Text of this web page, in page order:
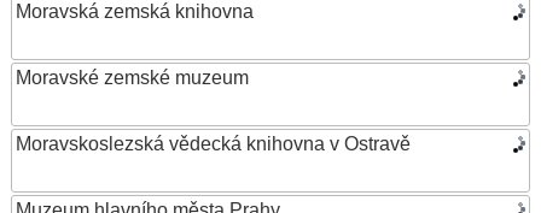
Moravská zemská knihovna
Moravské zemské muzeum
Moravskoslezská vědecká knihovna v Ostravě